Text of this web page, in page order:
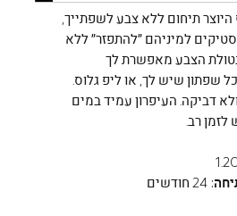
תיחום ללא צבע לשפתייך,
למיניהם ״להתפזר״ ללא
נטולת הצבע מאפשרת לך
שפתון שיש לך, או ליפ גלוס.
דביקה. העיפרון עמיד במים
רב.
24 חודשים